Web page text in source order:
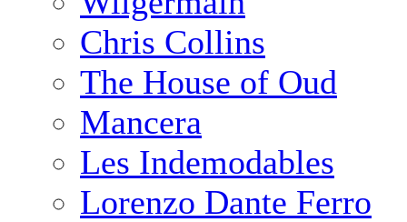
Chris Collins
The House of Oud
Mancera
Les Indemodables
Lorenzo Dante Ferro